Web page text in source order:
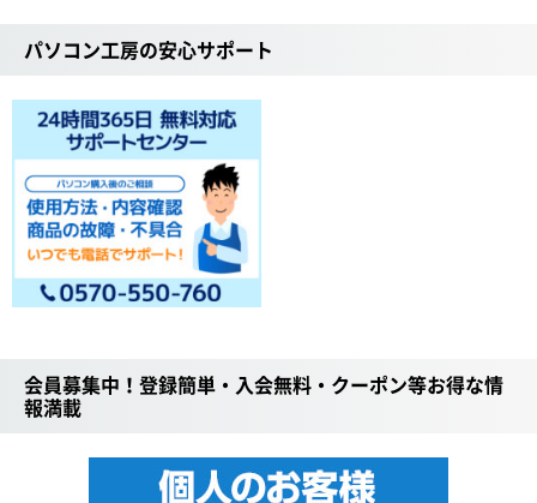
パソコン工房の安心サポート
会員募集中！登録簡単・入会無料・クーポン等お得な情
報満載